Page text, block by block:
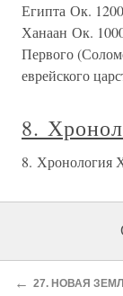
Египта Ок.
Ханаан Ок.
Первого
еврейского
8.
8. Хронология
← 27. НОВАЯ